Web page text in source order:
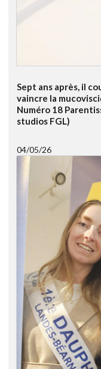
Sept ans après, il
vaincre la
Numéro 18
studios FGL)
04/05/26